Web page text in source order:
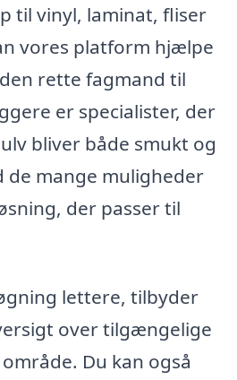
til vinyl, laminat, fliser
vores platform hjælpe
rette fagmand til
er specialister, der
bliver både smukt og
de mange muligheder
der passer til
lettere, tilbyder
over tilgængelige
Du kan også